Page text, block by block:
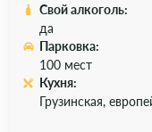
Свой алкоголь:
да
Парковка:
100 мест
Кухня:
Грузинская,